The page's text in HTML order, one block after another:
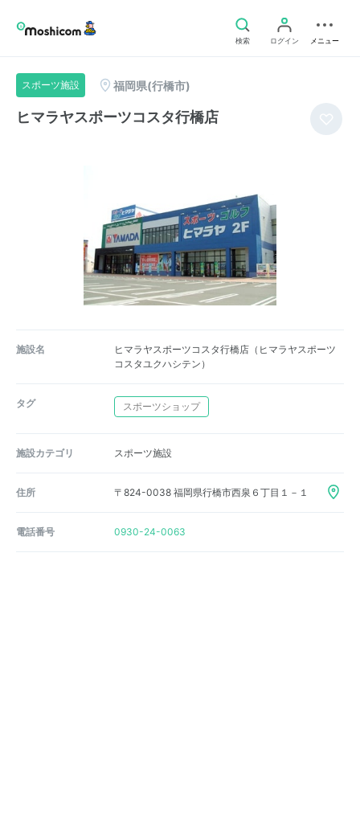
検索 ログイン メニュー
スポーツ施設 福岡県(行橋市)
ヒマラヤスポーツコスタ行橋店
施設名
ヒマラヤスポーツコスタ行橋店（ヒマラヤスポーツ
コスタユクハシテン）
タグ スポーツショップ
施設カテゴリ スポーツ施設
住所 〒824-0038 福岡県行橋市西泉６丁目１－１
電話番号 0930-24-0063